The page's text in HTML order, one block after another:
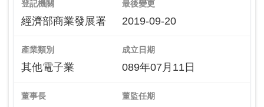
登記機關
經濟部商業發展署
最後變更
2019-09-20
產業類別
其他電子業
成立日期
089年07月11日
董事長 董監任期